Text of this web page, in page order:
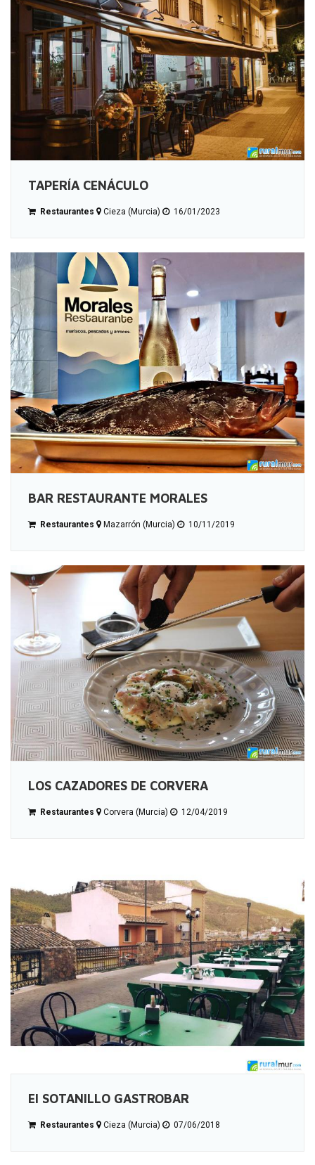
TAPERÍA CENÁCULO
Restaurantes Cieza (Murcia) 16/01/2023
BAR RESTAURANTE MORALES
Restaurantes Mazarrón (Murcia) 10/11/2019
LOS CAZADORES DE CORVERA
Restaurantes Corvera (Murcia) 12/04/2019
El SOTANILLO GASTROBAR
Restaurantes Cieza (Murcia) 07/06/2018